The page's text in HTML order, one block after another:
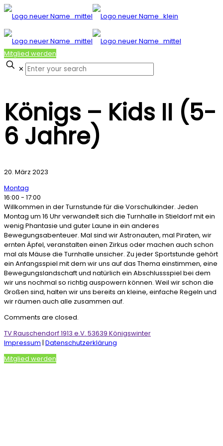
Mitglied werden
✕
Königs – Kids II (5-
6 Jahre)
20. März 2023
Montag
16:00 - 17:00
Willkommen in der Turnstunde für die Vorschulkinder. Jeden
Montag um 16 Uhr verwandelt sich die Turnhalle in Stieldorf mit ein
wenig Phantasie und guter Laune in ein anderes
Bewegungsabenteuer. Mal sind wir Astronauten, mal Piraten, wir
ernten Äpfel, veranstalten einen Zirkus oder machen auch schon
mal als Mäuse die Turnhalle unsicher. Zu jeder Sportstunde gehört
ein Anfangsspiel mit dem wir uns auf das Thema einstimmen, eine
Bewegungslandschaft und natürlich ein Abschlussspiel bei dem
wir uns nochmal so richtig auspowern können. Weil wir schon die
Großen sind, halten wir uns bereits an kleine, einfache Regeln und
wir räumen auch alle zusammen auf.
Comments are closed.
TV Rauschendorf 1913 e.V. 53639 Königswinter
Impressum | Datenschutzerklärung
Mitglied werden